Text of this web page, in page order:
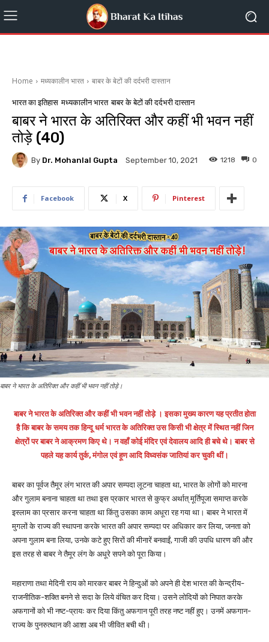
Home मध्यकालीन भारत बाबर के बेटों की दर्दभरी दास्तान
भारत का इतिहास मध्यकालीन भारत बाबर के बेटों की दर्दभरी दास्तान
बाबर ने भारत के अतिरिक्त और कहीं भी भवन नहीं
तोड़े (40)
By Dr. Mohanlal Gupta September 10, 2021 0
1218
Facebook X Pinterest
बाबर ने भारत के अतिरिक्त और कहीं भी भवन नहीं तोड़े।
बाबर ने भारत के अतिरिक्त और कहीं भी भवन नहीं तोड़े । इसका मुख्य कारण यह प्रतीत होता
है कि बाबर के समय तक हिन्दू धर्म भारत के अतिरिक्त उस किसी भी क्षेत्र में स्थित नहीं जिन
क्षेत्रों पर बाबर ने आक्रमण किए थे। न वहाँ कोई मंदिर एवं देवालय आदि ही बचे थे। बाबर से
पहले यह कार्य तुर्क, मंगोल एवं हूण आदि विध्वसंक जातियां कर चुकी थीं।
बाबर का पूर्वज तैमूर लंग भारत की अपार सम्पदा लूटना चाहता था, भारत के लोगों को मारना
और गुलाम बनाना चाहता था तथा इस प्रकार भारत से कुफ्र अर्थात् मूर्तिपूजा समाप्त करके
इस्लाम का प्रसार करना चाहता था किंतु उसका काम अधूरा रह गया था। बाबर ने भारत में
मुगलों के राज्य की स्थापना करके भारत की अपार सम्पदा पर अधिकार कर लिया, जनता को
अपना गुलाम बना लिया, उनके कटे हुए सिरों की मीनारें बनवाईं, गाजी की उपधि धारण की और
इस तरह से बाबर ने तैमूर लंग के अधूरे सपने को पूरा किया।
महाराणा तथा मेदिनी राय को मारकर बाबर ने हिन्दुओं को अपने ही देश भारत की केन्द्रीय-
राजनीतिक-शक्ति बनने से सदा के लिये वंचित कर दिया। उसने लोदियों को निपात करके
अफगानों को भी नष्ट-प्रायः कर दिया किंतु अफगान पूरी तरह नष्ट नहीं हुए। उनमें अफगान-
राज्य के पुनरुत्थान की आशा अब भी जीवित बची थी।